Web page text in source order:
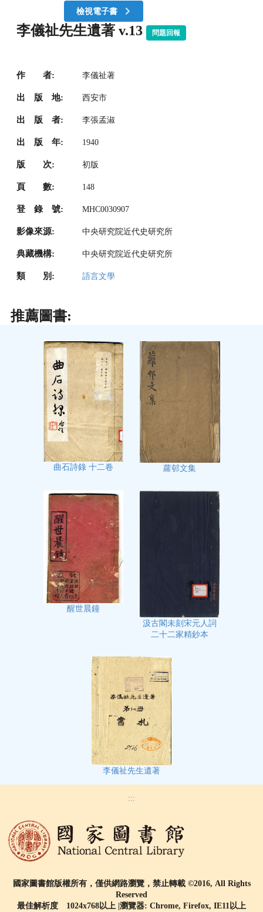
檢視電子書
李儀祉先生遺著 v.13 問題回報
作 者: 李儀祉著
出 版 地: 西安市
出 版 者: 李張孟淑
出 版 年: 1940
版 次: 初版
頁 數: 148
登 錄 號: MHC0030907
影像來源: 中央研究院近代史研究所
典藏機構: 中央研究院近代史研究所
類 別: 語言文學
推薦圖書:
曲石詩錄 十二卷 蘿邨文集
醒世晨鐘
汲古閣未刻宋元人詞
二十二家精鈔本
李儀祉先生遺著
:::
國家圖書館版權所有，僅供網路瀏覽，禁止轉載 ©2016, All Rights
Reserved
最佳解析度 1024x768以上 |瀏覽器: Chrome, Firefox, IE11以上